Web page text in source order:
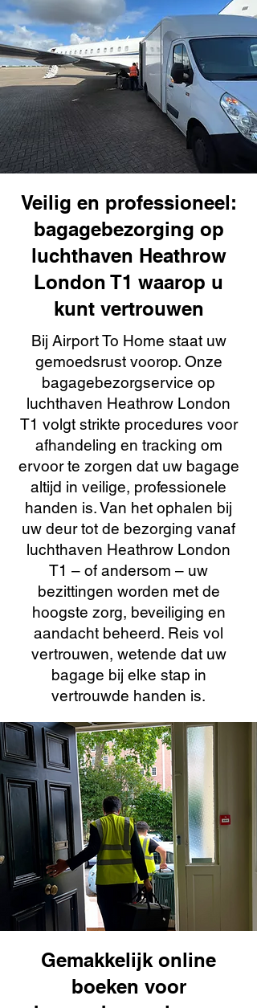
Veilig en professioneel:
bagagebezorging op
luchthaven Heathrow
London T1 waarop u
kunt vertrouwen
Bij Airport To Home staat uw
gemoedsrust voorop. Onze
bagagebezorgservice op
luchthaven Heathrow London
T1 volgt strikte procedures voor
afhandeling en tracking om
ervoor te zorgen dat uw bagage
altijd in veilige, professionele
handen is. Van het ophalen bij
uw deur tot de bezorging vanaf
luchthaven Heathrow London
T1 – of andersom – uw
bezittingen worden met de
hoogste zorg, beveiliging en
aandacht beheerd. Reis vol
vertrouwen, wetende dat uw
bagage bij elke stap in
vertrouwde handen is.
Gemakkelijk online
boeken voor